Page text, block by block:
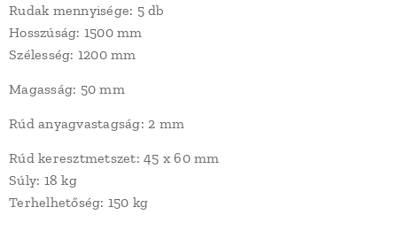
Rudak mennyisége: 5 db
Hosszúság: 1500 mm
Szélesség: 1200 mm
Magasság: 50 mm
Rúd anyagvastagság: 2 mm
Rúd keresztmetszet: 45 x 60 mm
Súly: 18 kg
Terhelhetőség: 150 kg